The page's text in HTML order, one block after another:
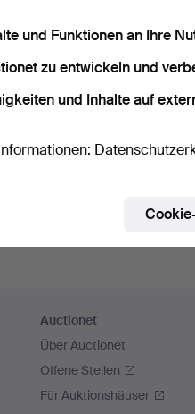
speichern
Auctionet
Über Auctionet
Offene Stellen
Für Auktionshäuser
und Funktionen an Ihre
zu entwickeln und
und Inhalte auf